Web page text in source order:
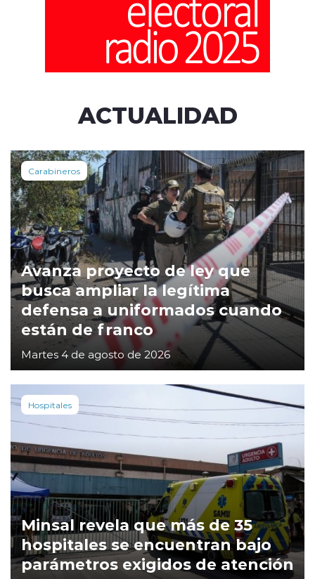
ACTUALIDAD
Carabineros
Avanza proyecto de ley que
busca ampliar la legítima
defensa a uniformados cuando
están de franco
Martes 4 de agosto de 2026
Hospitales
Minsal revela que más de 35
hospitales se encuentran bajo
parámetros exigidos de atención